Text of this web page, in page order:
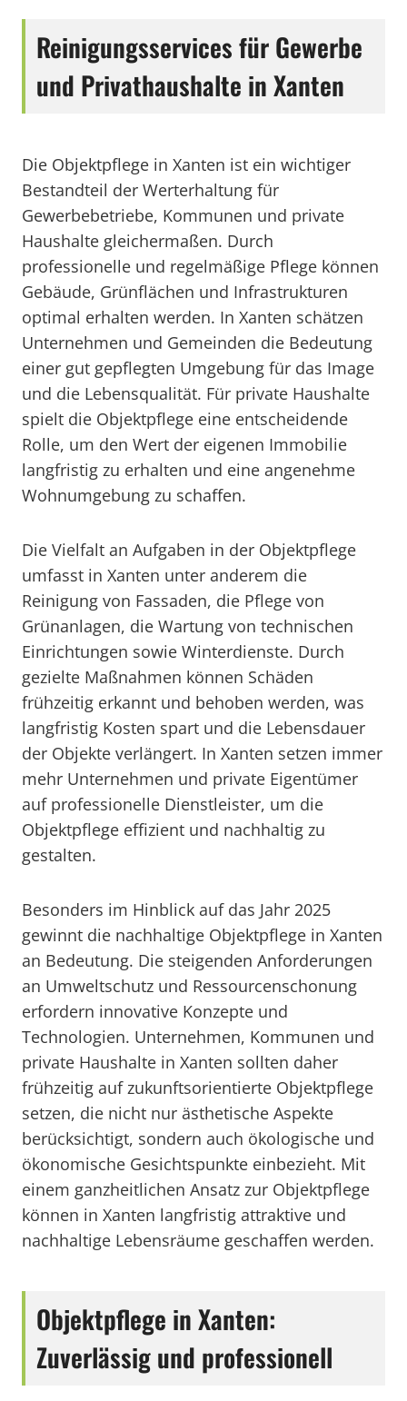
Reinigungsservices für Gewerbe
und Privathaushalte in Xanten
Die Objektpflege in Xanten ist ein wichtiger
Bestandteil der Werterhaltung für
Gewerbebetriebe, Kommunen und private
Haushalte gleichermaßen. Durch
professionelle und regelmäßige Pflege können
Gebäude, Grünflächen und Infrastrukturen
optimal erhalten werden. In Xanten schätzen
Unternehmen und Gemeinden die Bedeutung
einer gut gepflegten Umgebung für das Image
und die Lebensqualität. Für private Haushalte
spielt die Objektpflege eine entscheidende
Rolle, um den Wert der eigenen Immobilie
langfristig zu erhalten und eine angenehme
Wohnumgebung zu schaffen.
Die Vielfalt an Aufgaben in der Objektpflege
umfasst in Xanten unter anderem die
Reinigung von Fassaden, die Pflege von
Grünanlagen, die Wartung von technischen
Einrichtungen sowie Winterdienste. Durch
gezielte Maßnahmen können Schäden
frühzeitig erkannt und behoben werden, was
langfristig Kosten spart und die Lebensdauer
der Objekte verlängert. In Xanten setzen immer
mehr Unternehmen und private Eigentümer
auf professionelle Dienstleister, um die
Objektpflege effizient und nachhaltig zu
gestalten.
Besonders im Hinblick auf das Jahr 2025
gewinnt die nachhaltige Objektpflege in Xanten
an Bedeutung. Die steigenden Anforderungen
an Umweltschutz und Ressourcenschonung
erfordern innovative Konzepte und
Technologien. Unternehmen, Kommunen und
private Haushalte in Xanten sollten daher
frühzeitig auf zukunftsorientierte Objektpflege
setzen, die nicht nur ästhetische Aspekte
berücksichtigt, sondern auch ökologische und
ökonomische Gesichtspunkte einbezieht. Mit
einem ganzheitlichen Ansatz zur Objektpflege
können in Xanten langfristig attraktive und
nachhaltige Lebensräume geschaffen werden.
Objektpflege in Xanten:
Zuverlässig und professionell